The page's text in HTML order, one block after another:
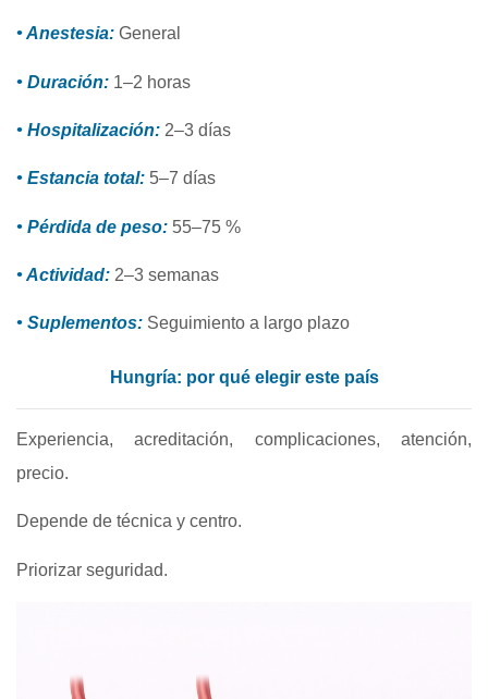
• Anestesia: General
• Duración: 1–2 horas
• Hospitalización: 2–3 días
• Estancia total: 5–7 días
• Pérdida de peso: 55–75 %
• Actividad: 2–3 semanas
• Suplementos: Seguimiento a largo plazo
Hungría: por qué elegir este país
Experiencia, acreditación, complicaciones, atención,
precio.
Depende de técnica y centro.
Priorizar seguridad.